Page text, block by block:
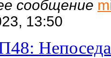
сообщение
13:50